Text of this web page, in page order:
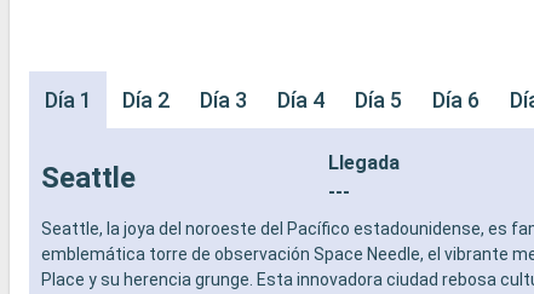
Día 1 Día 2 Día 3 Día 4 Día 5 Día 6
Seattle
Llegada
---
Seattle, la joya del noroeste del Pacífico estadounidense, es
emblemática torre de observación Space Needle, el vibrante
Place y su herencia grunge. Esta innovadora ciudad rebosa